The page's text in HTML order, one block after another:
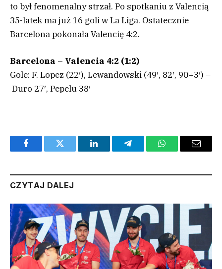
to był fenomenalny strzał. Po spotkaniu z Valencią
35-latek ma już 16 goli w La Liga. Ostatecznie
Barcelona pokonała Valencię 4:2.
Barcelona – Valencia 4:2 (1:2)
Gole: F. Lopez (22′), Lewandowski (49′, 82′, 90+3′) –
Duro 27′, Pepelu 38′
FacebookTwitter LinkedInTelegramWhatsAppEmail
CZYTAJ DALEJ